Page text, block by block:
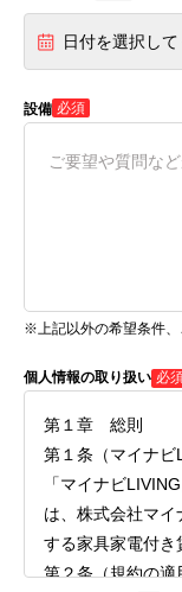
日付を選択し
設備 必須
※上記以外の希望条件
個人情報の取り扱い 必
第１章 総則
第１条（マイナビ
「マイナビ
は、株式会社マ
する家具家電付き
第２条（規約の適